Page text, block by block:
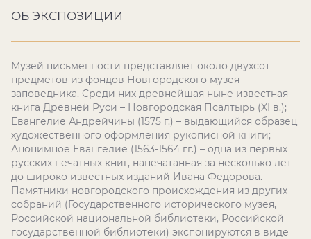
ОБ ЭКСПОЗИЦИИ
Музей письменности представляет около двухсот
предметов из фондов Новгородского музея-
заповедника. Среди них древнейшая ныне известная
книга Древней Руси – Новгородская Псалтырь (XI в.);
Евангелие Андрейчины (1575 г.) – выдающийся образец
художественного оформления рукописной книги;
Анонимное Евангелие (1563-1564 гг.) – одна из первых
русских печатных книг, напечатанная за несколько лет
до широко известных изданий Ивана Федорова.
Памятники новгородского происхождения из других
собраний (Государственного исторического музея,
Российской национальной библиотеки, Российской
государственной библиотеки) экспонируются в виде